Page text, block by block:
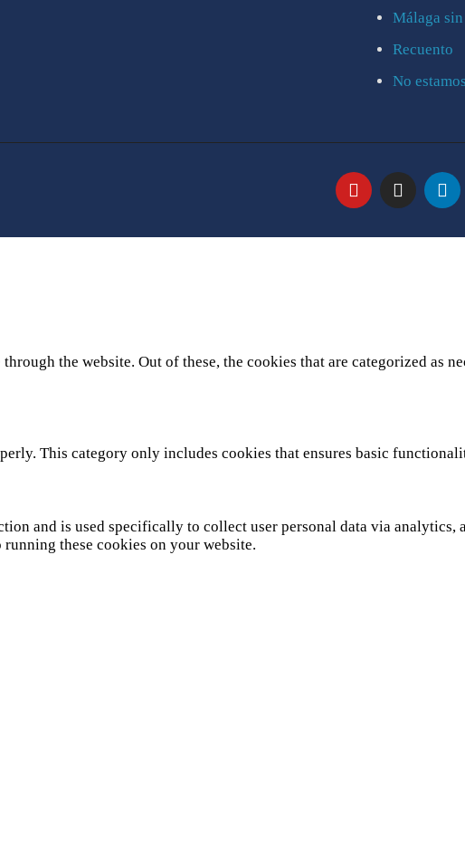
Málaga
Recuento
No
the website. Out of these, the cookies that are categorized as
This category only includes cookies that ensures basic
and is used specifically to collect user personal data via analytics,
these cookies on your website.